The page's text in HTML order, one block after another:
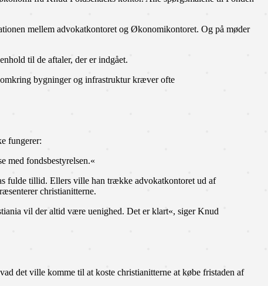
mellem advokatkontoret og Økonomikontoret. Og på møder
til de aftaler, der er indgået.
bygninger og infrastruktur kræver ofte
fungerer:
med fondsbestyrelsen.«
fulde tillid. Ellers ville han trække advokatkontoret ud af
christianitterne.
vil der altid være uenighed. Det er klart«, siger Knud
det ville komme til at koste christianitterne at købe fristaden af